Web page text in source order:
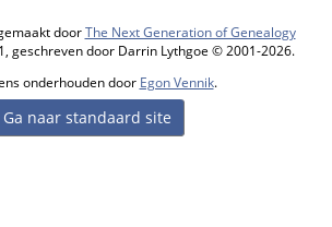
doorThe Next Generation of Genealogy
geschreven door Darrin Lythgoe © 2001-2026.
onderhouden door Egon Vennik.
Ga naar standaard site